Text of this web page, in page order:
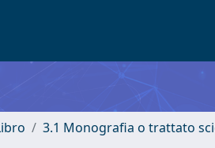
3.1 Monografia o trattato